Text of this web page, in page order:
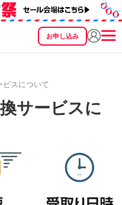
お申し込み
ビスについて
サービスに